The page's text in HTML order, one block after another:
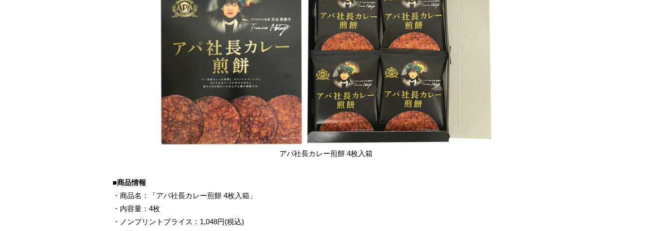
アパ社長カレー煎餅 4枚入箱
■商品情報
・商品名：「アパ社長カレー煎餅 4枚入箱」
・内容量：4枚
・ノンプリントプライス：1,048円(税込)